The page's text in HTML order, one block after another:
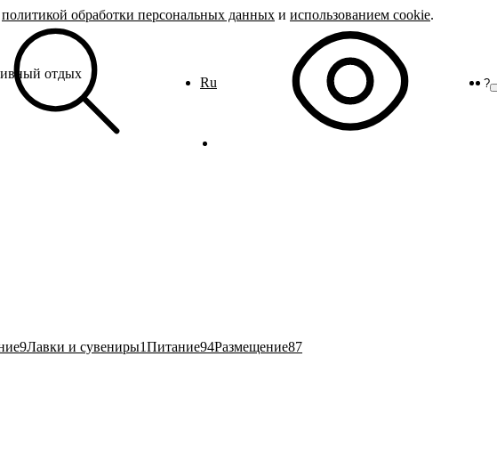
Ru ?
отдых
9Лавки и сувениры1Питание94Размещение87
политикой обработки персональных данных и использованием cookie.